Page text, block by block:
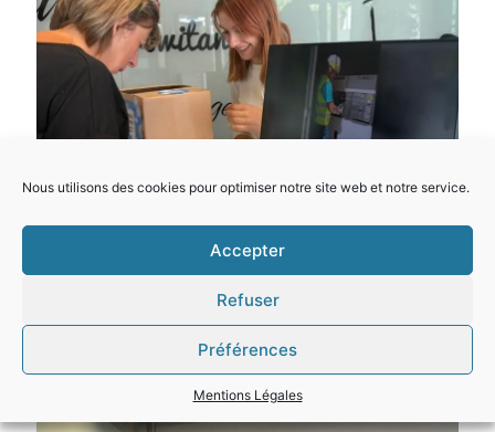
Nous utilisons des cookies pour optimiser notre site web et notre service.
Accepter
Refuser
Préférences
Mentions Légales